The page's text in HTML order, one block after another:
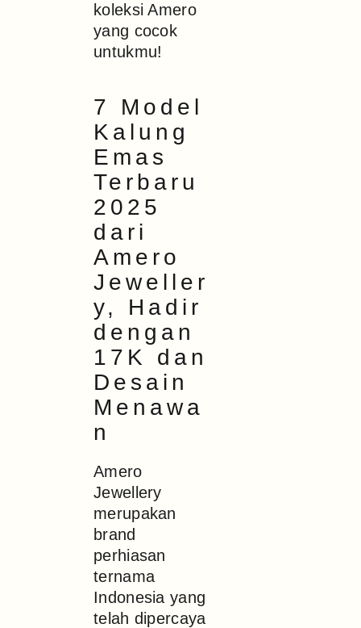
koleksi Amero
yang cocok
untukmu!
7 Model
Kalung
Emas
Terbaru
2025
dari
Amero
Jeweller
y, Hadir
dengan
17K dan
Desain
Menawa
n
Amero
Jewellery
merupakan
brand
perhiasan
ternama
Indonesia yang
telah dipercaya